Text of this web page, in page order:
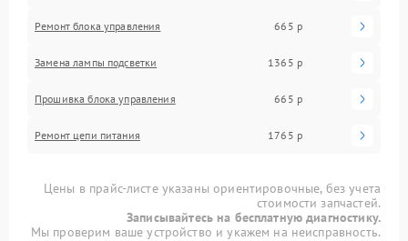
Ремонт блока управления 665 р
Замена лампы подсветки 1365 р
Прошивка блока управления 665 р
Ремонт цепи питания 1765 р
Цены в прайс-листе указаны ориентировочные, без учета
стоимости запчастей.
Записывайтесь на бесплатную диагностику.
Мы проверим ваше устройство и укажем на неисправность.